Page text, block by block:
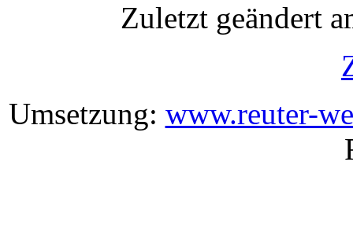
Zuletzt geändert
Umsetzung: www.reuter-